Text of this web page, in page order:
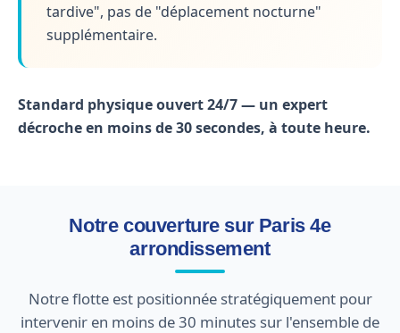
tardive", pas de "déplacement nocturne"
supplémentaire.
Standard physique ouvert 24/7 — un expert
décroche en moins de 30 secondes, à toute heure.
Notre couverture sur Paris 4e
arrondissement
Notre flotte est positionnée stratégiquement pour
intervenir en moins de 30 minutes sur l'ensemble de